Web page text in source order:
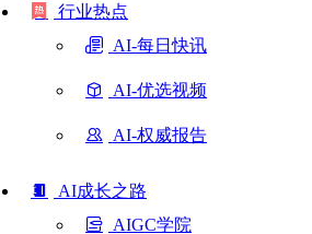
行业热点
AI-每日快讯
AI-优选视频
AI-权威报告
AI成长之路
AIGC学院